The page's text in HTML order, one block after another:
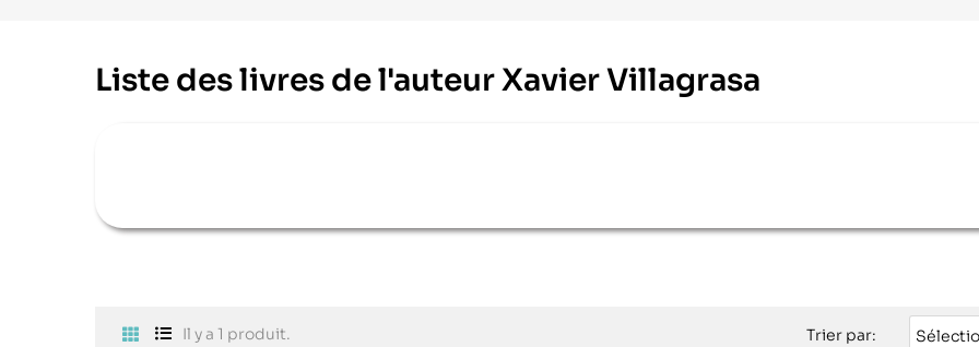
Liste des livres de l'auteur Xavier Villagrasa
Il y a 1 produit. Trier par: